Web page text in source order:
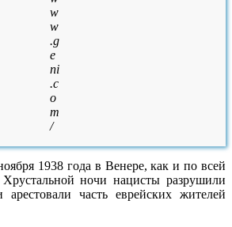
w
w
.g
e
ni
.c
o
m
/
1938 года в Венере, как и по всей
ночи нацисты разрушили
часть еврейских жителей